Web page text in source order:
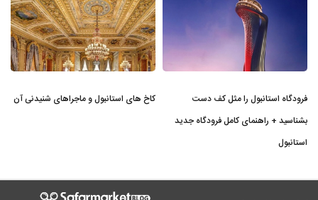
فرودگاه استانبول را مثل کف دست
بشناسید + راهنمای کامل فرودگاه جدید
استانبول
کاخ های استانبول و ماجراهای شنیدنی آن